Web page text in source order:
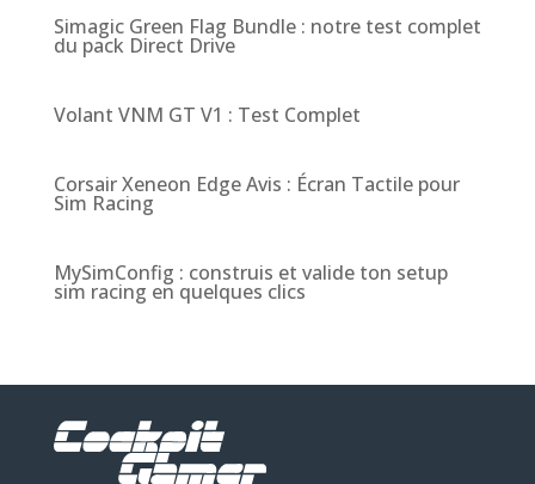
Simagic Green Flag Bundle : notre test complet
du pack Direct Drive
Volant VNM GT V1 : Test Complet
Corsair Xeneon Edge Avis : Écran Tactile pour
Sim Racing
MySimConfig : construis et valide ton setup
sim racing en quelques clics